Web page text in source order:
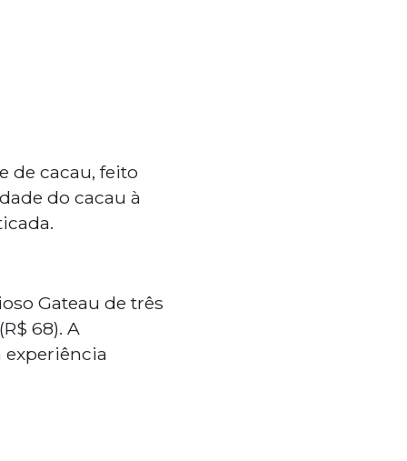
de cacau, feito
do cacau à
Gateau de três
68). A